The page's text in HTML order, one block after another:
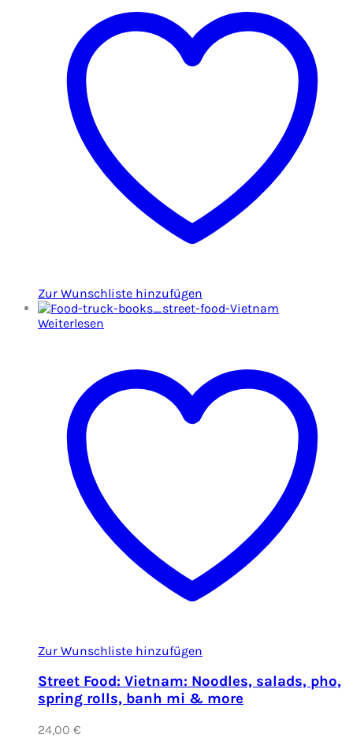
Zur Wunschliste hinzufügen
Weiterlesen
Zur Wunschliste hinzufügen
Street Food: Vietnam: Noodles, salads, pho,
spring rolls, banh mi & more
24,00 €